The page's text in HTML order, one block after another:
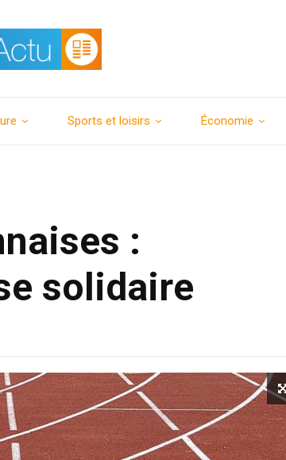
Sports et loisirs Économie
:
solidaire